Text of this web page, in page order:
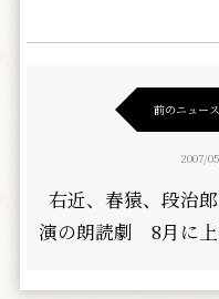
前のニュース
2007/
右近、春猿、段治
演の朗読劇 8月に